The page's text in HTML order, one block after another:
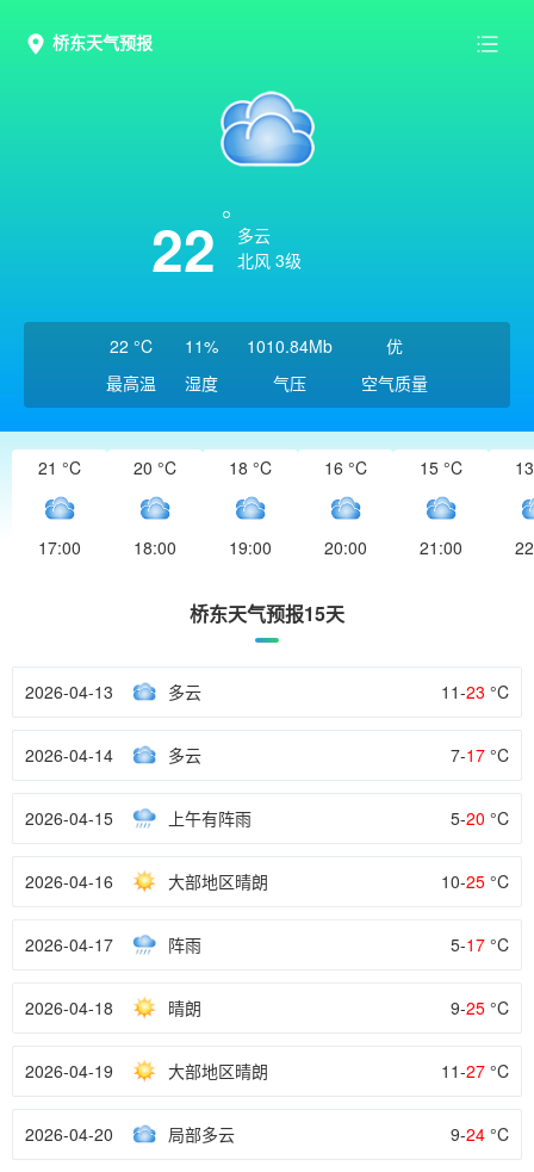
桥东天气预报
22
多云
北风 3级
22 °C
最高温
11%
湿度
1010.84Mb
气压
优
空气质量
21 °C
17:00
20 °C
18:00
18 °C
19:00
16 °C
20:00
15 °C
21:00
桥东天气预报15天
2026-04-13 多云 11-23 °C
2026-04-14 多云 7-17 °C
2026-04-15 上午有阵雨 5-20 °C
2026-04-16 大部地区晴朗 10-25 °C
2026-04-17 阵雨 5-17 °C
2026-04-18 晴朗 9-25 °C
2026-04-19 大部地区晴朗 11-27 °C
2026-04-20 局部多云 9-24 °C